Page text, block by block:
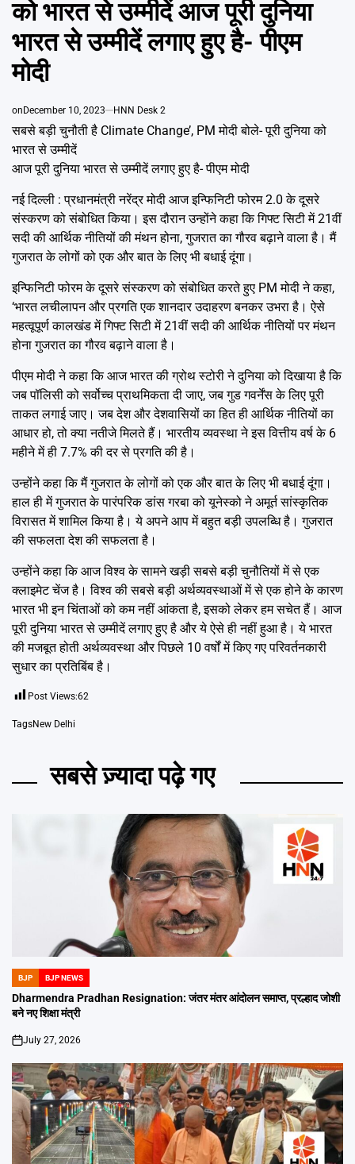
को भारत से उम्मीदें आज पूरी दुनिया
भारत से उम्मीदें लगाए हुए है- पीएम
मोदी
on December 10, 2023 HNN Desk 2
सबसे बड़ी चुनौती है Climate Change’, PM मोदी बोले- पूरी दुनिया को
भारत से उम्मीदें
आज पूरी दुनिया भारत से उम्मीदें लगाए हुए है- पीएम मोदी
नई दिल्ली : प्रधानमंत्री नरेंद्र मोदी आज इन्फिनिटी फोरम 2.0 के दूसरे
संस्करण को संबोधित किया। इस दौरान उन्होंने कहा कि गिफ्ट सिटी में 21वीं
सदी की आर्थिक नीतियों की मंथन होना, गुजरात का गौरव बढ़ाने वाला है। मैं
गुजरात के लोगों को एक और बात के लिए भी बधाई दूंगा।
इन्फिनिटी फोरम के दूसरे संस्करण को संबोधित करते हुए PM मोदी ने कहा,
‘भारत लचीलापन और प्रगति एक शानदार उदाहरण बनकर उभरा है। ऐसे
महत्वूपूर्ण कालखंड में गिफ्ट सिटी में 21वीं सदी की आर्थिक नीतियों पर मंथन
होना गुजरात का गौरव बढ़ाने वाला है।
पीएम मोदी ने कहा कि आज भारत की ग्रोथ स्टोरी ने दुनिया को दिखाया है कि
जब पॉलिसी को सर्वोच्च प्राथमिकता दी जाए, जब गुड गवर्नेंस के लिए पूरी
ताकत लगाई जाए। जब देश और देशवासियों का हित ही आर्थिक नीतियों का
आधार हो, तो क्या नतीजे मिलते हैं। भारतीय व्यवस्था ने इस वित्तीय वर्ष के 6
महीने में ही 7.7% की दर से प्रगति की है।
उन्होंने कहा कि मैं गुजरात के लोगों को एक और बात के लिए भी बधाई दूंगा।
हाल ही में गुजरात के पारंपरिक डांस गरबा को यूनेस्को ने अमूर्त सांस्कृतिक
विरासत में शामिल किया है। ये अपने आप में बहुत बड़ी उपलब्धि है। गुजरात
की सफलता देश की सफलता है।
उन्होंने कहा कि आज विश्व के सामने खड़ी सबसे बड़ी चुनौतियों में से एक
क्लाइमेट चेंज है। विश्व की सबसे बड़ी अर्थव्यवस्थाओं में से एक होने के कारण
भारत भी इन चिंताओं को कम नहीं आंकता है, इसको लेकर हम सचेत हैं। आज
पूरी दुनिया भारत से उम्मीदें लगाए हुए है और ये ऐसे ही नहीं हुआ है। ये भारत
की मजबूत होती अर्थव्यवस्था और पिछले 10 वर्षों में किए गए परिवर्तनकारी
सुधार का प्रतिबिंब है।
Post Views:62
TagsNew Delhi
सबसे ज़्यादा पढ़े गए
POSTED
IN
BJP BJP NEWS
Dharmendra Pradhan Resignation: जंतर मंतर आंदोलन समाप्त, प्रल्हाद जोशी
बने नए शिक्षा मंत्री
on
July 27, 2026